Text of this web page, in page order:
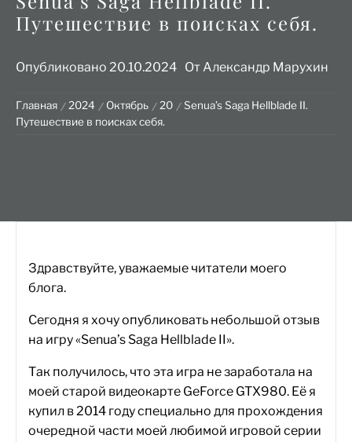
Путешествие в поисках себя.
Опубликовано 20.10.2024 ОтАлександр Марухин
Главная 2024 Октябрь 20
Senua’s Saga Hellblade II.
Путешествие в поисках себя.
Здравствуйте, уважаемые читатели моего
блога.
Сегодня я хочу опубликовать небольшой отзыв
на игру «Senua’s Saga Hellblade II».
Так получилось, что эта игра не заработала на
моей старой видеокарте GeForce GTX980. Её я
купил в 2014 году специально для прохождения
очередной части моей любимой игровой серии